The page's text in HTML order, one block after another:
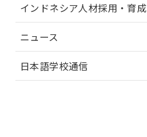
インドネシア人材採用・育成
ニュース
日本語学校通信